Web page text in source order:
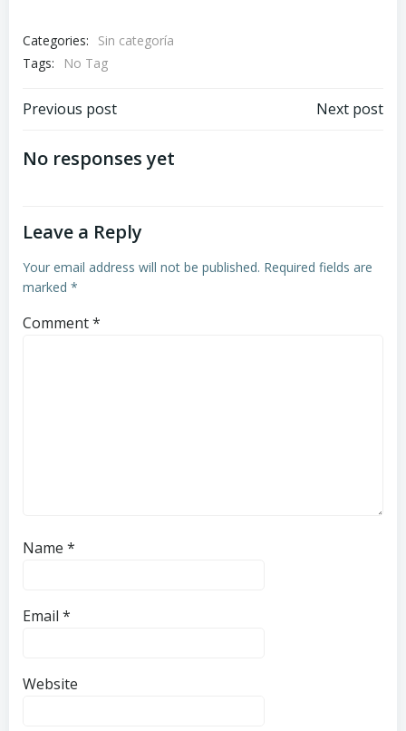
Categories:
Sin categoría
Tags:
No Tag
Post
navigation
Previous post Next post
No responses yet
Leave a Reply
Your email address will not be published. Required fields are
marked *
Comment*
Name *
Email *
Website